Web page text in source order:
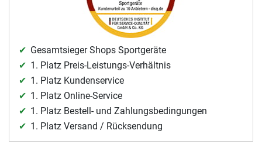
Gesamtsieger Shops Sportgeräte
1. Platz Preis-Leistungs-Verhältnis
1. Platz Kundenservice
1. Platz Online-Service
1. Platz Bestell- und Zahlungsbedingungen
1. Platz Versand / Rücksendung